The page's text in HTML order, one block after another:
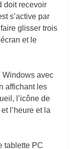
doit recevoir
s’active par
glisser trois
et le
Windows avec
affichant les
l’icône de
l’heure et la
tablette PC